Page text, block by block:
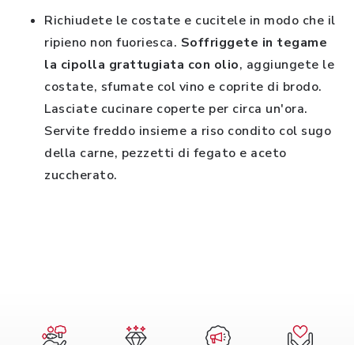
Richiudete le costate e cucitele in modo che il
ripieno non fuoriesca. Soffriggete in tegame
la cipolla grattugiata con olio, aggiungete le
costate, sfumate col vino e coprite di brodo.
Lasciate cucinare coperte per circa un'ora.
Servite freddo insieme a riso condito col sugo
della carne, pezzetti di fegato e aceto
zuccherato.